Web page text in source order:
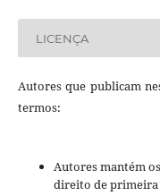
LICENÇA
Autores que publicam
termos:
Autores mantém
direito de primeira